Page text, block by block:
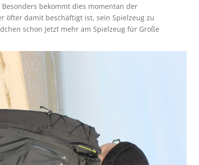
bekommt dies momentan der
öfter damit beschäftigt ist, sein Spielzeug zu
schon jetzt mehr am Spielzeug für Große